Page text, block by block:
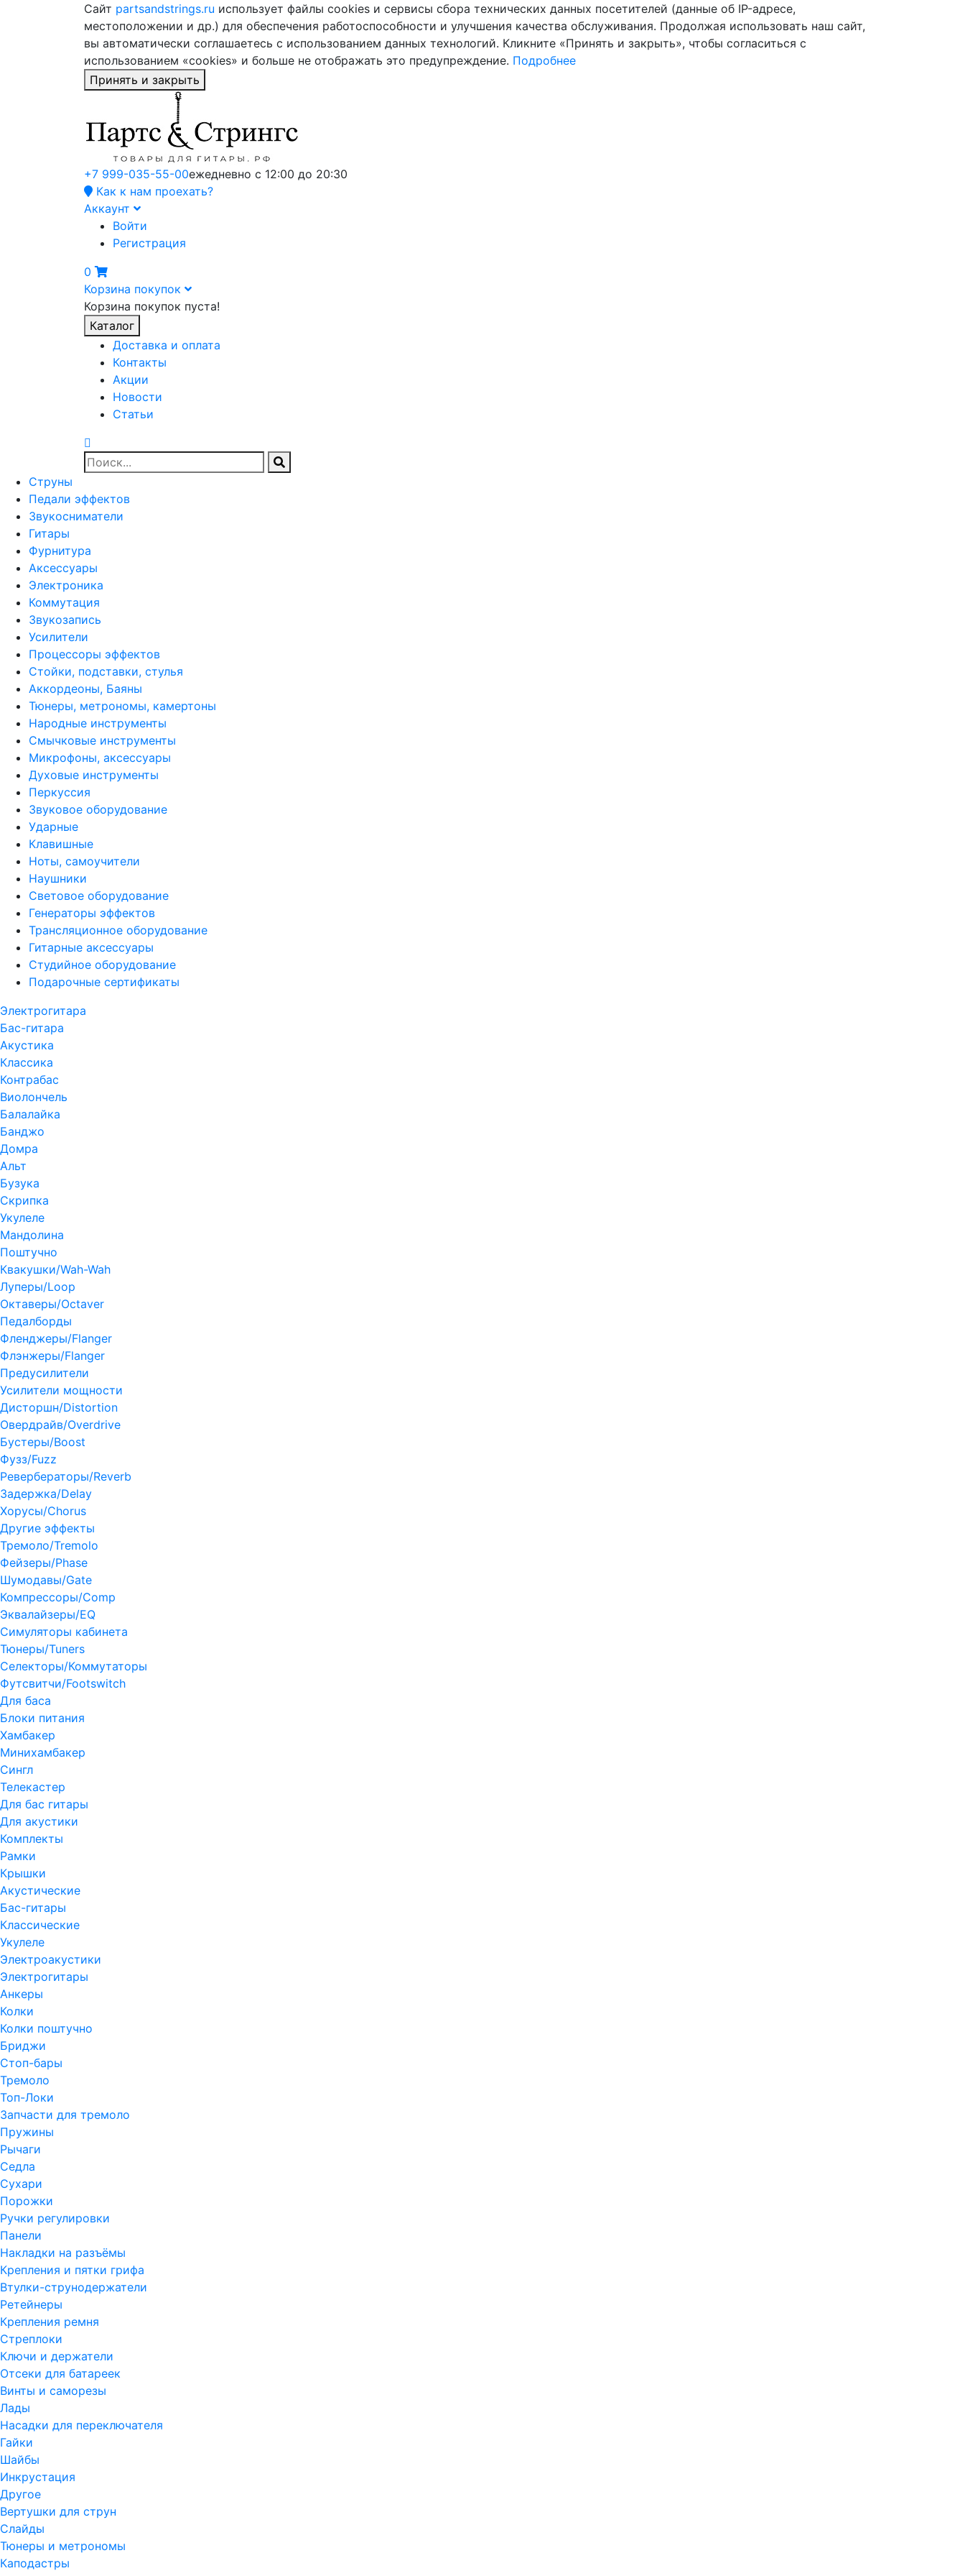
Сайт partsandstrings.ru использует файлы cookies и сервисы сбора технических данных посетителей (данные об IP-адресе,
местоположении и др.) для обеспечения работоспособности и улучшения качества обслуживания. Продолжая использовать наш сайт,
вы автоматически соглашаетесь с использованием данных технологий. Кликните «Принять и закрыть», чтобы согласиться с
использованием «cookies» и больше не отображать это предупреждение. Подробнее
Принять и закрыть
+7 999-035-55-00ежедневно с 12:00 до 20:30
Как к нам проехать?
Аккаунт
Войти
Регистрация
0
Корзина покупок
Корзина покупок пуста!
Каталог
Доставка и оплата
Контакты
Акции
Новости
Статьи
Струны
Педали эффектов
Звукосниматели
Гитары
Фурнитура
Аксессуары
Электроника
Коммутация
Звукозапись
Усилители
Процессоры эффектов
Стойки, подставки, стулья
Аккордеоны, Баяны
Тюнеры, метрономы, камертоны
Народные инструменты
Смычковые инструменты
Микрофоны, аксессуары
Духовые инструменты
Перкуссия
Звуковое оборудование
Ударные
Клавишные
Ноты, самоучители
Наушники
Световое оборудование
Генераторы эффектов
Трансляционное оборудование
Гитарные аксессуары
Студийное оборудование
Подарочные сертификаты
Электрогитара
Бас-гитара
Акустика
Классика
Контрабас
Виолончель
Балалайка
Банджо
Домра
Альт
Бузука
Скрипка
Укулеле
Мандолина
Поштучно
Квакушки/Wah-Wah
Луперы/Loop
Октаверы/Octaver
Педалборды
Фленджеры/Flanger
Флэнжеры/Flanger
Предусилители
Усилители мощности
Дисторшн/Distortion
Овердрайв/Overdrive
Бустеры/Boost
Фузз/Fuzz
Ревербераторы/Reverb
Задержка/Delay
Хорусы/Chorus
Другие эффекты
Тремоло/Tremolo
Фейзеры/Phase
Шумодавы/Gate
Компрессоры/Comp
Эквалайзеры/EQ
Симуляторы кабинета
Тюнеры/Tuners
Селекторы/Коммутаторы
Футсвитчи/Footswitch
Для баса
Блоки питания
Хамбакер
Минихамбакер
Сингл
Телекастер
Для бас гитары
Для акустики
Комплекты
Рамки
Крышки
Акустические
Бас-гитары
Классические
Укулеле
Электроакустики
Электрогитары
Анкеры
Колки
Колки поштучно
Бриджи
Стоп-бары
Тремоло
Топ-Локи
Запчасти для тремоло
Пружины
Рычаги
Седла
Сухари
Порожки
Ручки регулировки
Панели
Накладки на разъёмы
Крепления и пятки грифа
Втулки-струнодержатели
Ретейнеры
Крепления ремня
Стреплоки
Ключи и держатели
Отсеки для батареек
Винты и саморезы
Лады
Насадки для переключателя
Гайки
Шайбы
Инкрустация
Другое
Вертушки для струн
Слайды
Тюнеры и метрономы
Каподастры